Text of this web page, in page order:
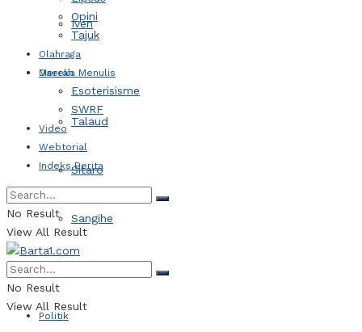
Iven
Daerah
Talaud
Sitaro
Sangihe
Politik
Opini
Tajuk
Olahraga
Mereka Menulis
Esoterisisme
SWRF
Video
Webtorial
Indeks Berita
No Result
View All Result
No Result
View All Result